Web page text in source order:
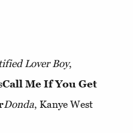
Lover Boy,
Call Me If You Get
Donda, Kanye West